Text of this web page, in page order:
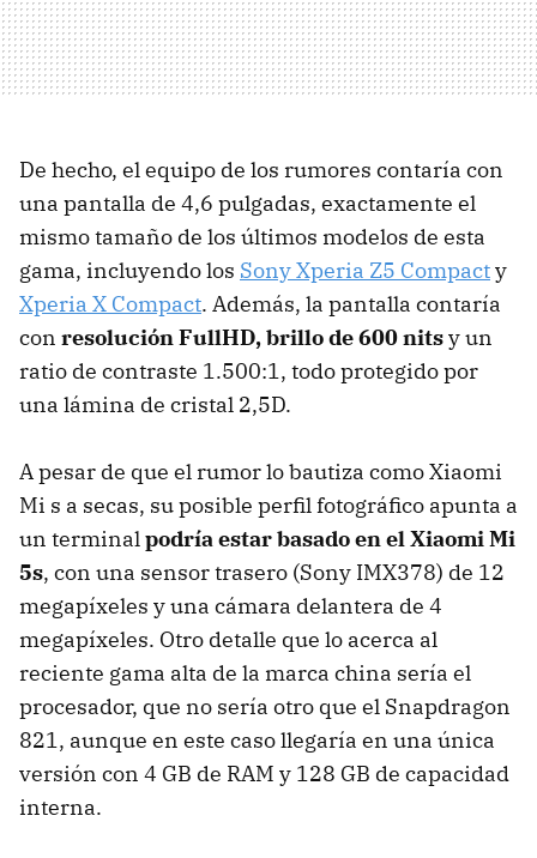
De hecho, el equipo de los rumores contaría con
una pantalla de 4,6 pulgadas, exactamente el
mismo tamaño de los últimos modelos de esta
gama, incluyendo los Sony Xperia Z5 Compacty
Xperia X Compact. Además, la pantalla contaría
con resolución FullHD, brillo de 600 nitsy un
ratio de contraste 1.500:1, todo protegido por
una lámina de cristal 2,5D.
A pesar de que el rumor lo bautiza como Xiaomi
Mi s a secas, su posible perfil fotográfico apunta a
un terminalpodría estar basado en el Xiaomi Mi
5s, con una sensor trasero (Sony IMX378) de 12
megapíxeles y una cámara delantera de 4
megapíxeles. Otro detalle que lo acerca al
reciente gama alta de la marca china sería el
procesador, que no sería otro que el Snapdragon
821, aunque en este caso llegaría en una única
versión con 4 GB de RAM y 128 GB de capacidad
interna.